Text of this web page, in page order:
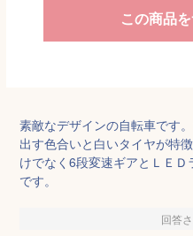
この商品
素敵なデザインの自転車です
出す色合いと白いタイヤが特
けでなく6段変速ギアとＬＥ
です。
回答